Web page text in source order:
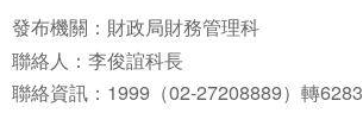
發布機關：財政局財務管理科
聯絡人：李俊誼科長
聯絡資訊：1999（02-27208889）轉6283